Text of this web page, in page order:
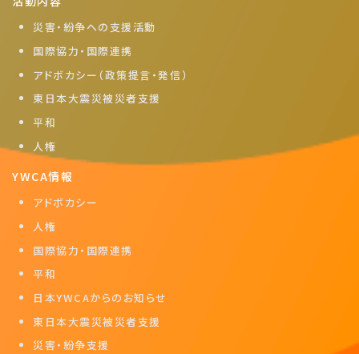
災害・紛争への支援活動
国際協力・国際連携
アドボカシー（政策提言・発信）
東日本大震災被災者支援
平和
人権
YWCA情報
アドボカシー
人権
国際協力・国際連携
平和
日本YWCAからのお知らせ
東日本大震災被災者支援
災害・紛争支援